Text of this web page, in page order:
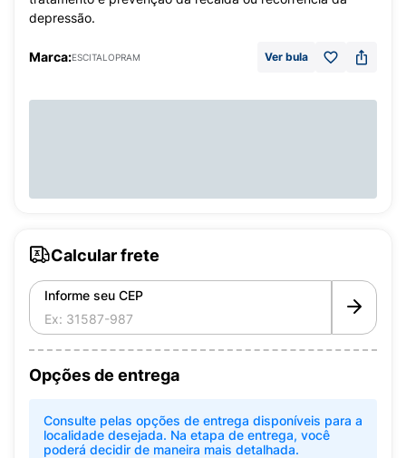
depressão.
Marca:ESCITALOPRAM Ver bula
Calcular frete
Informe seu CEP
Opções de entrega
Consulte pelas opções de entrega disponíveis para a
localidade desejada. Na etapa de entrega, você
poderá decidir de maneira mais detalhada.